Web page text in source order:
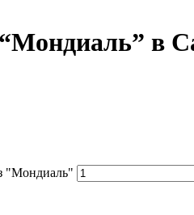
в
"Мондиаль"